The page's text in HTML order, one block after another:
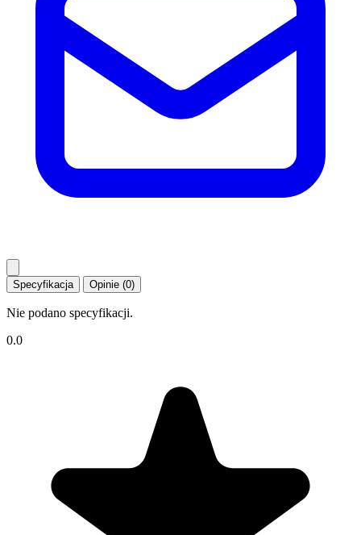
Specyfikacja Opinie (0)
Nie podano specyfikacji.
0.0